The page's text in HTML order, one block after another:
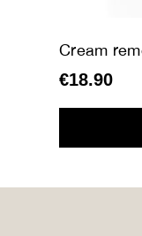
Cream
€18.90